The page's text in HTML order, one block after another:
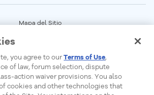
Mapa del Sitio
Central de Privacidad
Cookie Settings
Sell My Personal Information
you agree to ourTerms of Use,
of law, forum selection, dispute
action waiver provisions. You also
cookies and other technologies that